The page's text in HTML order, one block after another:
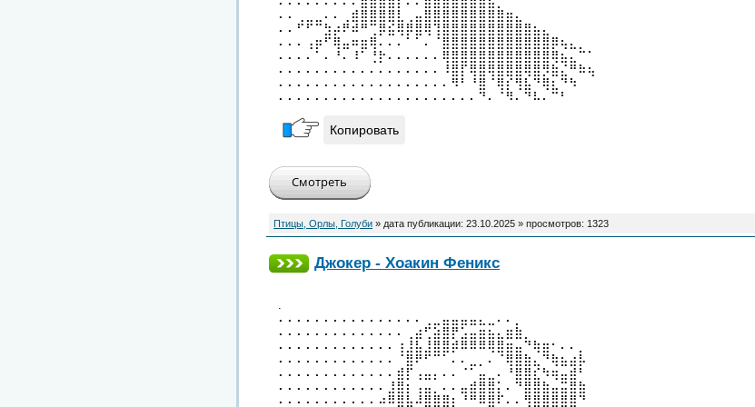
⠄⠄⢀⣀⣀⠄⠄⢀⣾⣿⣿⣿⣿⣇⢀⣤⣿⣿⣿⣿⣿⣿⣿⣿⣿⣶⣄
⠄⠄⠋⠋⠉⣳⡴⠟⠾⠛⢉⡿⣮⢿⡿⣿⢿⢹⣿⣿⣿⣿⣿⣿⣿⣿⣿⣿⣦⣄
⠄⠄⠄⢠⡶⠋⢿⣤⠶⣶⢿⠄⠄⠄⠁⠁⠄⠈⣿⣿⣿⣿⣿⣿⣿⣿⣿⣿⣿⣿⡿⢦⣄⡀
⠄⠄⠄⠄⠁⠄⠘⠄⠸⠁⢘⡗⠄⠄⠄⠄⠄⠄⢿⣿⣿⣿⣿⣿⣿⣿⣿⣿⣿⣿⢿⣦⣄⠉⠁
⠄⠄⠄⠄⠄⠄⠄⠄⠄⠄⠄⠄⠄⠄⠄⠄⠄⠄⠸⣿⡏⢿⣿⢿⣿⣿⣿⢿⣿⡻⣷⣌⠛⠷⢦
⠄⠄⠄⠄⠄⠄⠄⠄⠄⠄⠄⠄⠄⠄⠄⠄⠄⠄⠄⠻⠃⠘⣿⠈⢿⡎⢻⣧⠙⢿⣆⠙⠳
⠄⠄⠄⠄⠄⠄⠄⠄⠄⠄⠄⠄⠄⠄⠄⠄⠄⠄⠄⠄⠄⠄⠙⠄⠈⠻⠄⠙⠧⠄⠉⠃
Копировать
Птицы, Орлы, Голуби » дата публикации: 23.10.2025 » просмотров: 1323
Джокер - Хоакин Феникс
⠄⠄⠄⠄⠄⠄⠄⠄⠄⠄⠄⠄⠄⠄⠄⠄⢀⣀⣤⣤⣤⣤⣄⣀⠄⠄⡀
⠄⠄⠄⠄⠄⠄⠄⠄⠄⠄⠄⠄⠄⠄⢀⣴⢋⣵⣿⡟⣡⣤⣶⣦⣄⣶⣷⡀
⠄⠄⠄⠄⠄⠄⠄⠄⠄⠄⠄⠄⠄⢰⣸⣧⣸⣿⣿⡾⠿⠿⠿⢿⣿⣶⣤⠙⢷⣶⠂⠄⠄⡀
⠄⠄⠄⠄⠄⠄⠄⠄⠄⠄⠄⠄⠄⠈⣿⠟⠋⠉⠁⠄⠄⣀⡀⠄⠈⢿⣿⣷⣄⠙⢷⣦⣴⡧
⠄⠄⠄⠄⠄⠄⠄⠄⠄⠄⠄⠄⠄⣾⡏⢠⣤⡄⠄⠄⠈⠁⣤⣀⠄⠘⣿⣿⣎⠳⢶⣤⣾⠃
⠄⠄⠄⠄⠄⠄⠄⠄⠄⠄⠄⠄⣸⣿⡆⢠⣤⡀⠄⠄⣤⣾⣿⣿⡅⠄⠙⣿⣿⣷⣤⣭⣿⣷
⠄⠄⠄⠄⠄⠄⠄⠄⠄⠄⠄⠴⠿⣿⣧⠼⣿⣿⣿⡆⠘⠛⠿⣿⠏⠄⠄⢻⣿⣿⣿⣿⣿⠙